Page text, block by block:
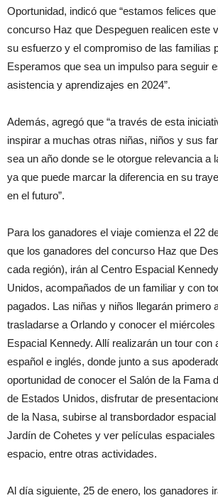
Oportunidad, indicó que “estamos felices
concurso Haz que Despeguen realicen este
su esfuerzo y el compromiso de las familias
Esperamos que sea un impulso para seguir
asistencia y aprendizajes en 2024”.
Además, agregó que “a través de esta
inspirar a muchas otras niñas, niños y sus
sea un año donde se le otorgue relevancia a
ya que puede marcar la diferencia en su
en el futuro”.
Para los ganadores el viaje comienza el 22
que los ganadores del concurso Haz que
cada región), irán al Centro Espacial
Unidos, acompañados de un familiar y con
pagados. Las niñas y niños llegarán primero
trasladarse a Orlando y conocer el miércoles
Espacial Kennedy. Allí realizarán un tour con
español e inglés, donde junto a sus
oportunidad de conocer el Salón de la Fama
de Estados Unidos, disfrutar de
de la Nasa, subirse al transbordador
Jardín de Cohetes y ver películas espaciales
espacio, entre otras actividades.
Al día siguiente, 25 de enero, los ganadores